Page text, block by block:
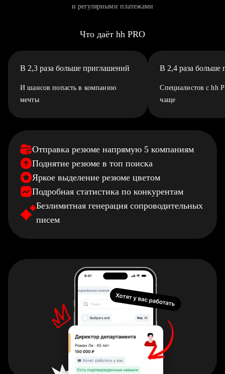
и регулярными платежами
Что даёт hh PRO
В 2,3 раза больше приглашений
И шансов попасть в компанию
мечты
В 2,4 раза больше
Специалистов с hh
чаще
Отправка резюме напрямую 5 компаниям
Поднятие резюме в топ поиска
Яркое выделение резюме цветом
Подробная статистика по конкурентам
Безлимитная генерация сопроводительных
писем